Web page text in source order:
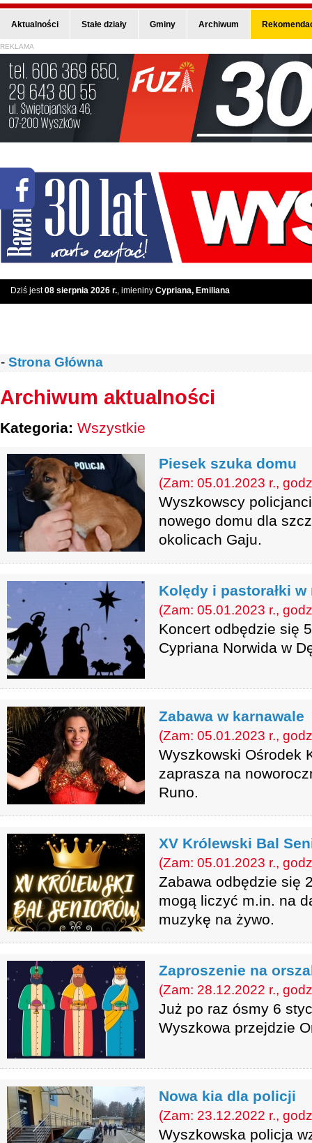
Aktualności Stałe działy Gminy Archiwum
REKLAMA
Dziś jest08 sierpnia 2026 r., imieniny Cypriana, Emiliana
- Strona Główna
Archiwum aktualności
Kategoria: Wszystkie
Piesek szuka domu
(Zam: 05.01.2023 r.,
Wyszkowscy
nowego domu dla
okolicach Gaju.
Kolędy i pastorałki w
(Zam: 05.01.2023 r.,
Koncert odbędzie się
Cypriana Norwida w
Zabawa w karnawale
(Zam: 05.01.2023 r.,
Wyszkowski Ośrodek
zaprasza na
Runo.
XV Królewski Bal
(Zam: 05.01.2023 r.,
Zabawa odbędzie się
mogą liczyć m.in. na
muzykę na żywo.
Zaproszenie na
(Zam: 28.12.2022 r.,
Już po raz ósmy 6
Wyszkowa przejdzie
Nowa kia dla policji
(Zam: 23.12.2022 r.,
Wyszkowska policja